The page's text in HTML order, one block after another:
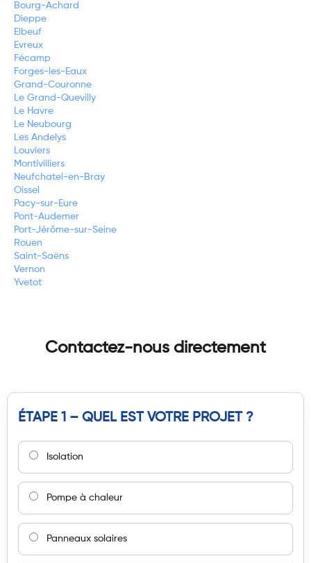
Bourg-Achard
Dieppe
Elbeuf
Evreux
Fécamp
Forges-les-Eaux
Grand-Couronne
Le Grand-Quevilly
Le Havre
Le Neubourg
Les Andelys
Louviers
Montivilliers
Neufchatel-en-Bray
Oissel
Pacy-sur-Eure
Pont-Audemer
Port-Jérôme-sur-Seine
Rouen
Saint-Saëns
Vernon
Yvetot
Contactez-nous directement
ÉTAPE 1 – QUEL EST VOTRE PROJET ?
Isolation
Pompe à chaleur
Panneaux solaires